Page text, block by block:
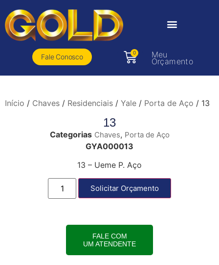
Fale Conosco
0 Meu
Orçamento
Início / Chaves / Residenciais / Yale / Porta de Aço / 13
13
Categorias Chaves, Porta de Aço
GYA000013
13 – Ueme P. Aço
Solicitar Orçamento
FALE COM
UM ATENDENTE